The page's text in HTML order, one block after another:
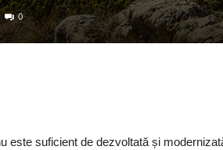
0
este suficient de dezvoltată și